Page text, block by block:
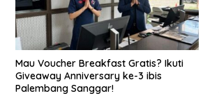
Mau Voucher Breakfast Gratis? Ikuti
Giveaway Anniversary ke-3 ibis
Palembang Sanggar!